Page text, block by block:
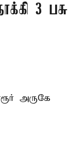
3 பசு
அருகே